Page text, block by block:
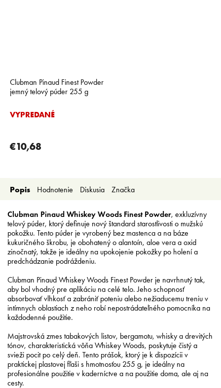
Clubman Pinaud Finest Powder
jemný telový púder 255 g
VYPREDANÉ
€10,68
Popis Hodnotenie Diskusia Značka
Clubman Pinaud Whiskey Woods Finest Powder, exkluzívny
telový púder, ktorý definuje nový štandard starostlivosti o mužskú
pokožku. Tento púder je vyrobený bez mastenca a na báze
kukuričného škrobu, je obohatený o alantoín, aloe vera a oxid
zinočnatý, takže je ideálny na upokojenie pokožky po holení a
predchádzanie podráždeniu.
Clubman Pinaud Whiskey Woods Finest Powder je navrhnutý tak,
aby bol vhodný pre aplikáciu na celé telo. Jeho schopnosť
absorbovať vlhkosť a zabrániť poteniu alebo nežiaducemu treniu v
intímnych oblastiach z neho robí nepostrádateľného pomocníka na
každodenné použitie.
Majstrovská zmes tabakových listov, bergamotu, whisky a drevitých
tónov, charakteristická vôňa Whiskey Woods, poskytuje čistý a
svieži pocit po celý deň. Tento prášok, ktorý je k dispozícii v
praktickej plastovej fľaši s hmotnosťou 255 g, je ideálny na
profesionálne použitie v kaderníctve a na použitie doma, ale aj na
cesty.